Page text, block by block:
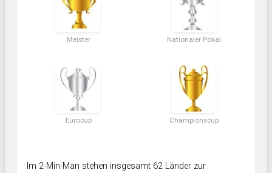
Meister Nationaler Pokal
Eurocup Championscup
Im 2-Min-Man stehen insgesamt 62 Länder zur